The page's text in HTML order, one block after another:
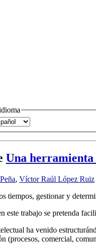
Una herramienta
, Víctor Raúl López Ruiz
tiempos, gestionar y
este trabajo se pretenda
ha venido
(procesos, comercial,